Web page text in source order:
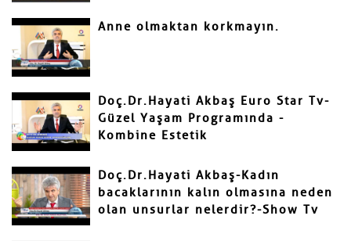
Yorumunuz
Gönder
Anne olmaktan korkmayın.
Doç.Dr.Hayati Akbaş Euro Star Tv-
Güzel Yaşam Programında -
Kombine Estetik
Doç.Dr.Hayati Akbaş-Kadın
bacaklarının kalın olmasına neden
olan unsurlar nelerdir?-Show Tv